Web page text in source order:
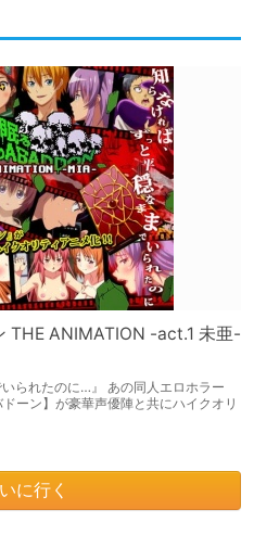
THE ANIMATION -act.1 未亜-
られたのに…』 あの同人エロホラー
ーン】が豪華声優陣と共にハイクオリ
に行く